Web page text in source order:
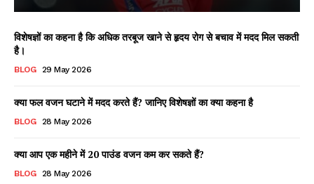
विशेषज्ञों का कहना है कि अधिक तरबूज खाने से हृदय रोग से बचाव में मदद मिल सकती
है।
BLOG 29 May 2026
क्या फल वजन घटाने में मदद करते हैं? जानिए विशेषज्ञों का क्या कहना है
BLOG 28 May 2026
क्या आप एक महीने में 20 पाउंड वजन कम कर सकते हैं?
BLOG 28 May 2026